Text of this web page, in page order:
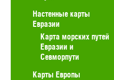
Настенные карты
Евразии
Карта морских путей
Евразии и
Севморпути
Карты Европы